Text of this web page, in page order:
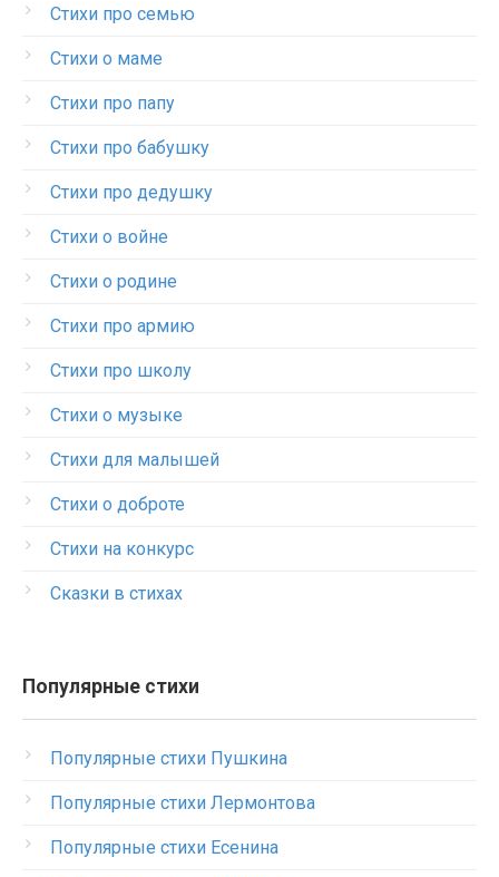
Стихи про семью
Стихи о маме
Стихи про папу
Стихи про бабушку
Стихи про дедушку
Стихи о войне
Стихи о родине
Стихи про армию
Стихи про школу
Стихи о музыке
Стихи для малышей
Стихи о доброте
Стихи на конкурс
Сказки в стихах
Популярные стихи
Популярные стихи Пушкина
Популярные стихи Лермонтова
Популярные стихи Есенина